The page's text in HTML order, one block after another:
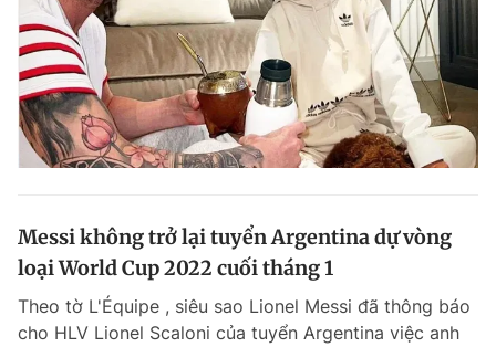
Messi không trở lại tuyển Argentina dự vòng
loại World Cup 2022 cuối tháng 1
Theo tờ L'Équipe , siêu sao Lionel Messi đã thông báo
cho HLV Lionel Scaloni của tuyển Argentina việc anh